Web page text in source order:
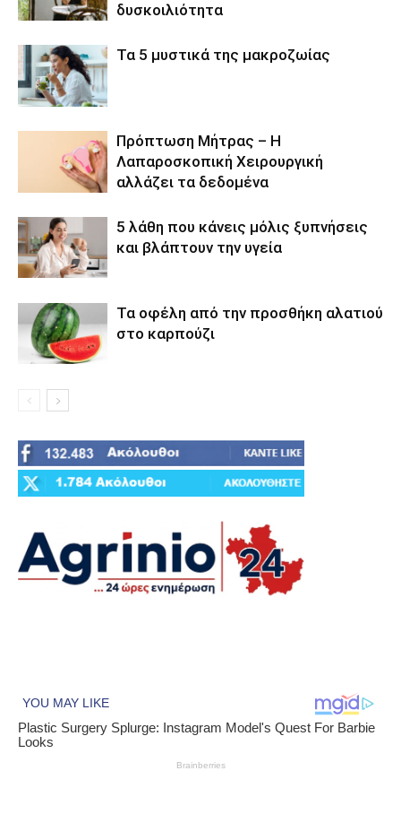
δυσκοιλιότητα
Τα 5 μυστικά της μακροζωίας
Πρόπτωση Μήτρας – Η
Λαπαροσκοπική Χειρουργική
αλλάζει τα δεδομένα
5 λάθη που κάνεις μόλις ξυπνήσεις
και βλάπτουν την υγεία
Τα οφέλη από την προσθήκη αλατιού
στο καρπούζι